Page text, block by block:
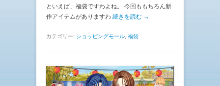
といえば、福袋ですわよね。 今回ももちろん新
作アイテムがありますわ 続きを読む →
カテゴリー: ショッピングモール 福袋